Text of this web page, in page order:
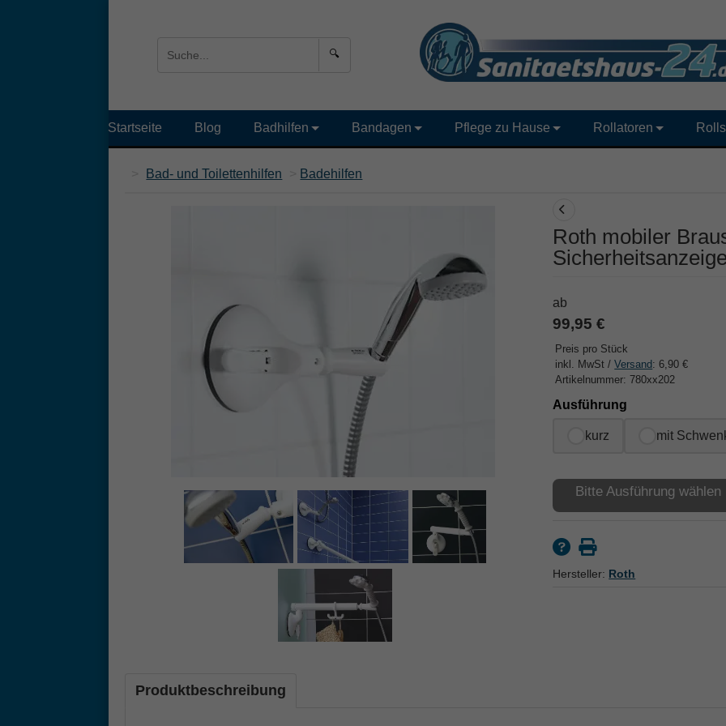
🔍
Startseite Blog Badhilfen Bandagen Pflege zu Hause Rollatoren
Bad- und Toilettenhilfen Badehilfen
Roth mobiler
ab
99,95 €
Preis pro Stück
inkl. MwSt /Versand: 6,90 €
Artikelnummer: 780xx202
Ausführung
kurz mit
Bitte Ausführung wählen
Hersteller: Roth
Produktbeschreibung